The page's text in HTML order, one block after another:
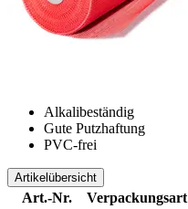
Alkalibeständig
Gute Putzhaftung
PVC-frei
Artikelübersicht
Art.-Nr. Verpackungsart